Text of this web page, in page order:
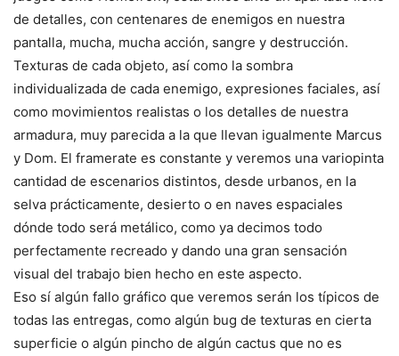
de detalles, con centenares de enemigos en nuestra
pantalla, mucha, mucha acción, sangre y destrucción.
Texturas de cada objeto, así como la sombra
individualizada de cada enemigo, expresiones faciales, así
como movimientos realistas o los detalles de nuestra
armadura, muy parecida a la que llevan igualmente Marcus
y Dom. El framerate es constante y veremos una variopinta
cantidad de escenarios distintos, desde urbanos, en la
selva prácticamente, desierto o en naves espaciales
dónde todo será metálico, como ya decimos todo
perfectamente recreado y dando una gran sensación
visual del trabajo bien hecho en este aspecto.
Eso sí algún fallo gráfico que veremos serán los típicos de
todas las entregas, como algún bug de texturas en cierta
superficie o algún pincho de algún cactus que no es